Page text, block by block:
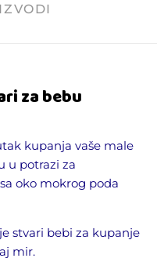
za bebu
kupanja vaše male
u potrazi za
oko mokrog poda
stvari bebi za kupanje
mir.